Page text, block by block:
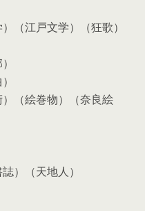
（江戸文学）（狂歌）
（絵巻物）（奈良絵
）（天地人）